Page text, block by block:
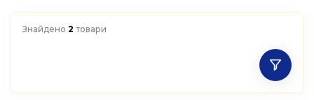
Знайдено 2 товари